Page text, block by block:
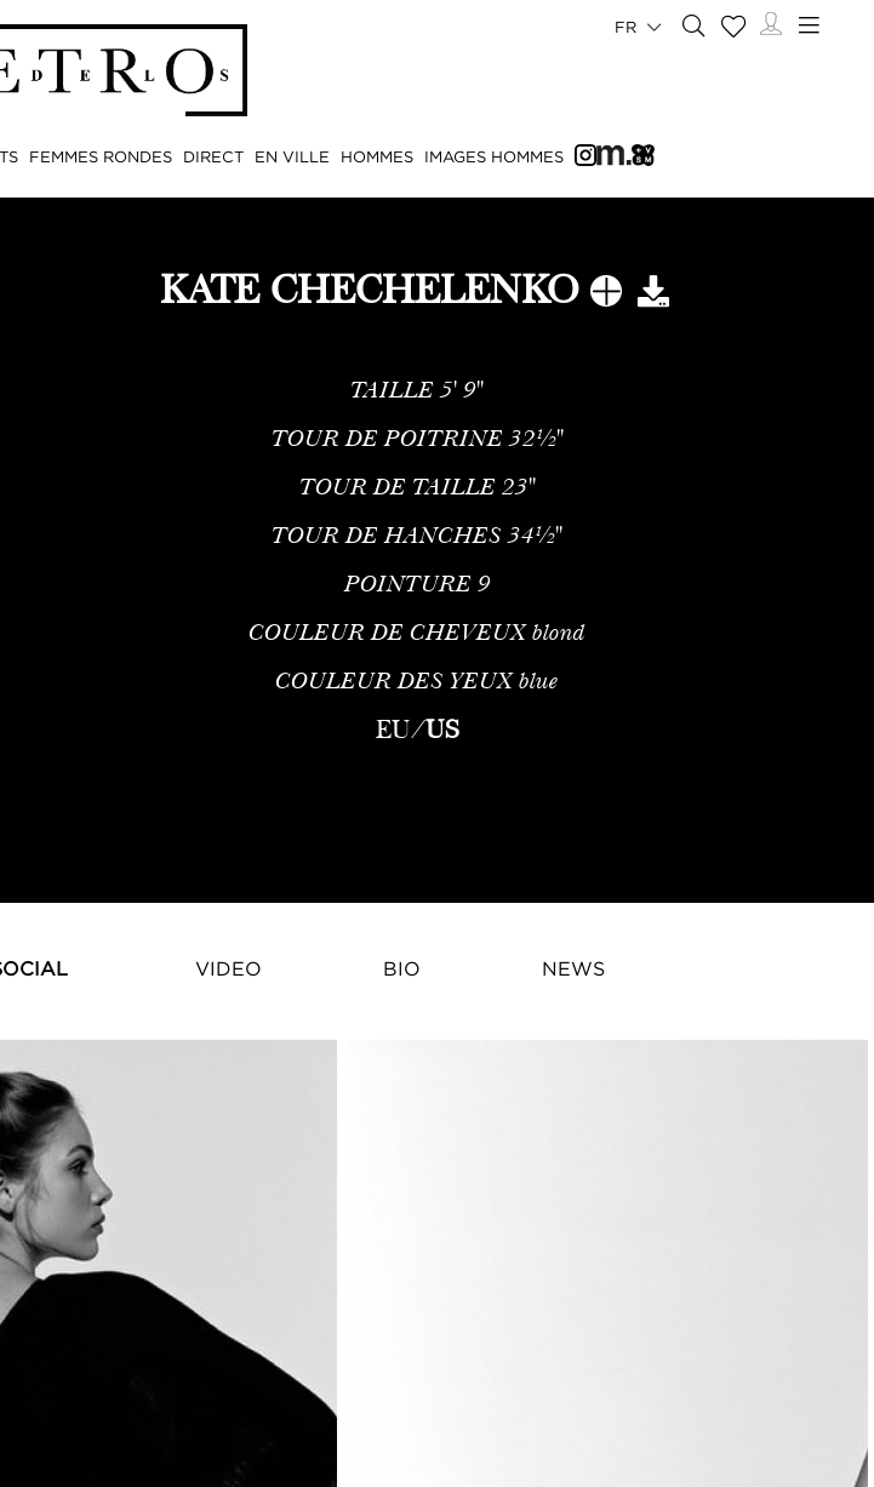
FEMMES RONDES DIRECT EN VILLE HOMMES IMAGES HOMMES
FR
KATE CHECHELENKO
TAILLE 5' 9''
TOUR DE POITRINE 32½''
TOUR DE TAILLE 23''
TOUR DE HANCHES34½''
POINTURE 9
COULEUR DE CHEVEUXblond
COULEUR DES YEUXblue
EU/US
VIDEO BIO NEWS